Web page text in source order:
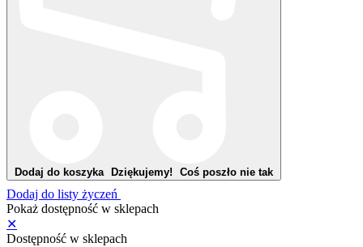
Dodaj do koszyka Dziękujemy! Coś poszło nie tak
Dodaj do listy życzeń
Pokaż dostępność w sklepach
✕
Dostępność w sklepach